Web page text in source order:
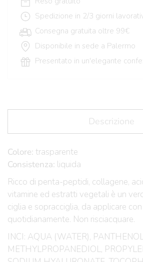
Spedizione in 2/3 giorni
Consegna gratuita oltre 99€
Disponibile in sede a Palermo
Presentato in un'elegante
Descrizione
Colore: trasparente
Consistenza: liquida
Ricco di penta-peptidi, collagene,
vitamine ed estratti vegetali è un
ciglia e sopracciglia, da applicare
quotidianamente. Non risciacquare.
INCI: AQUA (WATER),
METHYLPROPANEDIOL,